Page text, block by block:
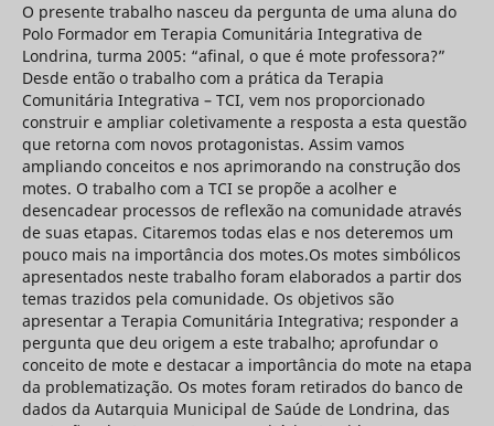
O presente trabalho nasceu da pergunta de uma aluna do
Polo Formador em Terapia Comunitária Integrativa de
Londrina, turma 2005: “afinal, o que é mote professora?”
Desde então o trabalho com a prática da Terapia
Comunitária Integrativa – TCI, vem nos proporcionado
construir e ampliar coletivamente a resposta a esta questão
que retorna com novos protagonistas. Assim vamos
ampliando conceitos e nos aprimorando na construção dos
motes. O trabalho com a TCI se propõe a acolher e
desencadear processos de reflexão na comunidade através
de suas etapas. Citaremos todas elas e nos deteremos um
pouco mais na importância dos motes.Os motes simbólicos
apresentados neste trabalho foram elaborados a partir dos
temas trazidos pela comunidade. Os objetivos são
apresentar a Terapia Comunitária Integrativa; responder a
pergunta que deu origem a este trabalho; aprofundar o
conceito de mote e destacar a importância do mote na etapa
da problematização. Os motes foram retirados do banco de
dados da Autarquia Municipal de Saúde de Londrina, das